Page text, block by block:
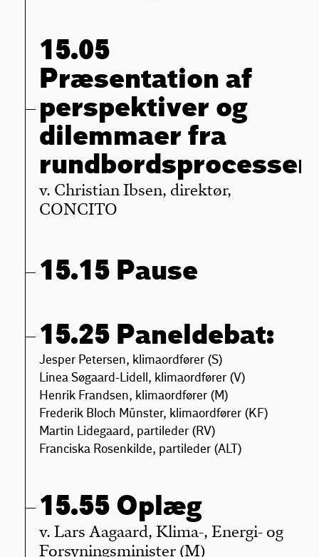
15.05
Præsentation af
perspektiver og
dilemmaer fra
rundbordsprocessen
v. Christian Ibsen, direktør,
CONCITO
15.15 Pause
15.25 Paneldebat:
Jesper Petersen, klimaordfører (S)
Linea Søgaard-Lidell, klimaordfører (V)
Henrik Frandsen, klimaordfører (M)
Frederik Bloch Münster, klimaordfører (KF)
Martin Lidegaard, partileder (RV)
Franciska Rosenkilde, partileder (ALT)
15.55 Oplæg
v. Lars Aagaard, Klima-, Energi- og
Forsyningsminister (M)